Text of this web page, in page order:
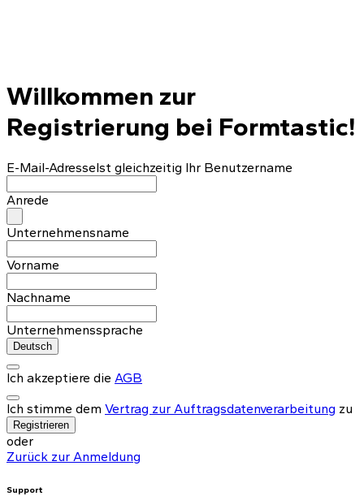
Willkommen zur
Registrierung bei Formtastic!
E-Mail-AdresseIst gleichzeitig Ihr Benutzername
Anrede
Unternehmensname
Vorname
Nachname
Unternehmenssprache
Deutsch
Ich akzeptiere die AGB
Ich stimme dem Vertrag zur Auftragsdatenverarbeitung zu
Registrieren
oder
Zurück zur Anmeldung
Support